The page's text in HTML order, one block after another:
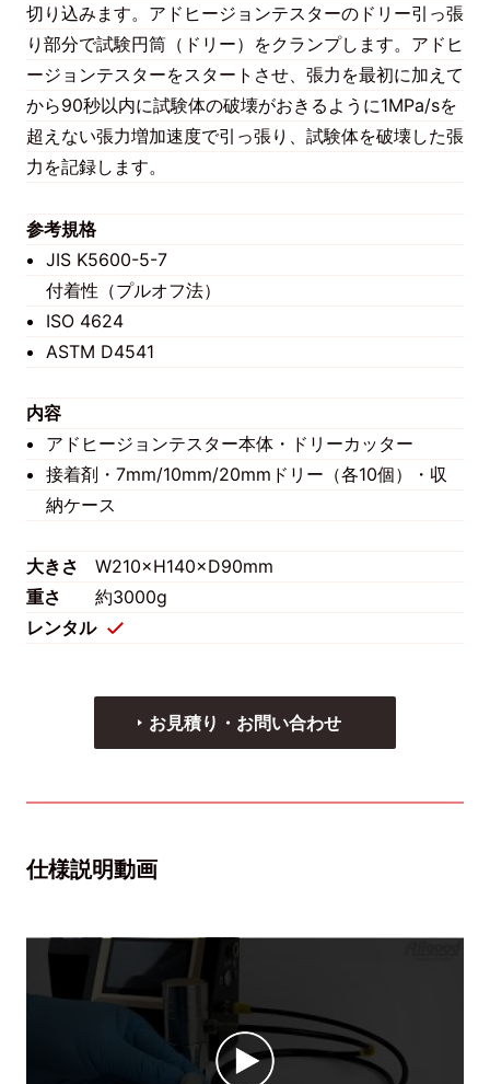
切り込みます。アドヒージョンテスターのドリー引っ張
り部分で試験円筒（ドリー）をクランプします。アドヒ
ージョンテスターをスタートさせ、張力を最初に加えて
から90秒以内に試験体の破壊がおきるように1MPa/sを
超えない張力増加速度で引っ張り、試験体を破壊した張
力を記録します。
参考規格
JIS K5600-5-7
付着性（プルオフ法）
ISO 4624
ASTM D4541
内容
アドヒージョンテスター本体・ドリーカッター
接着剤・7mm/10mm/20mmドリー（各10個）・収
納ケース
大きさ
W210×H140×D90mm
重さ
約3000g
レンタル
お見積り・お問い合わせ
仕様説明動画